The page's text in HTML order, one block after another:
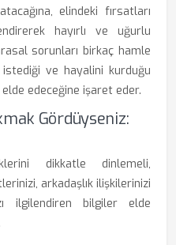
elindeki fırsatları
hayırlı ve uğurlu
sorunları birkaç hamle
istediği ve hayalini kurduğu
edeceğine işaret eder.
Gördüyseniz:
dikkatle dinlemeli,
arkadaşlık ilişkilerinizi
ilgilendiren bilgiler elde